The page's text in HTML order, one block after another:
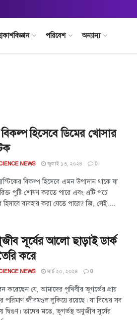
পরিবেশ অন্যান্য
বিকল্প হিসেবে ডিমের খোসার
NEWS জুলাই ১৩, ২০২৪ 0
বিকল্প হিসেবে এমন উপাদান থাকে যা
পুষ্টি শোষণ করতে পারে এবং এটি পচে
হিসাবে ব্যবহার করা যেতে পারে? জি, সেই ...
সূর্যের আলো ছাড়াই ডার্ক
করে
NEWS মার্চ ২০, ২০২৪ 0
করেছেন যে, আমাদের পৃথিবীর ভূগর্ভের প্রায়
পরিমাণ জীবমণ্ডল লুকিয়ে রয়েছে। যা বিশ্বের সব
দ্বিগুণ। তাদের মতে, ভূগর্ভস্থ অণুজীব সূর্যের